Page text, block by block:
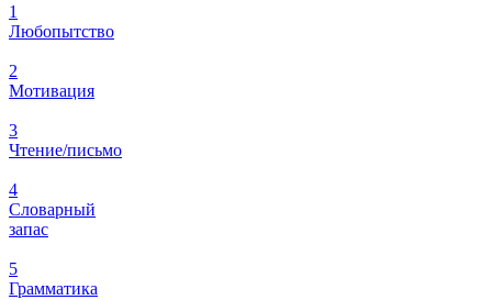
1
Любопытство
2
Мотивация
3
Чтение/письмо
4
Словарный
запас
5
Грамматика